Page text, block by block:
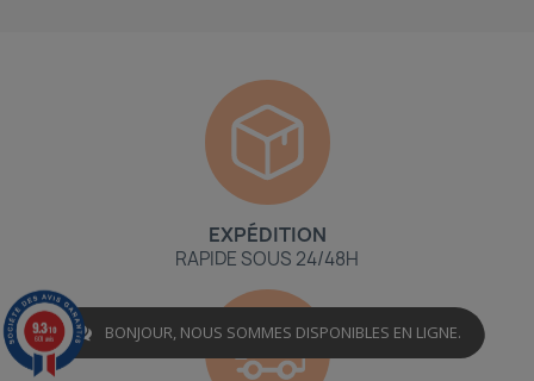
EXPÉDITION
RAPIDE SOUS 24/48H
BONJOUR, NOUS SOMMES DISPONIBLES EN LIGNE.
9.3/10
601 avis